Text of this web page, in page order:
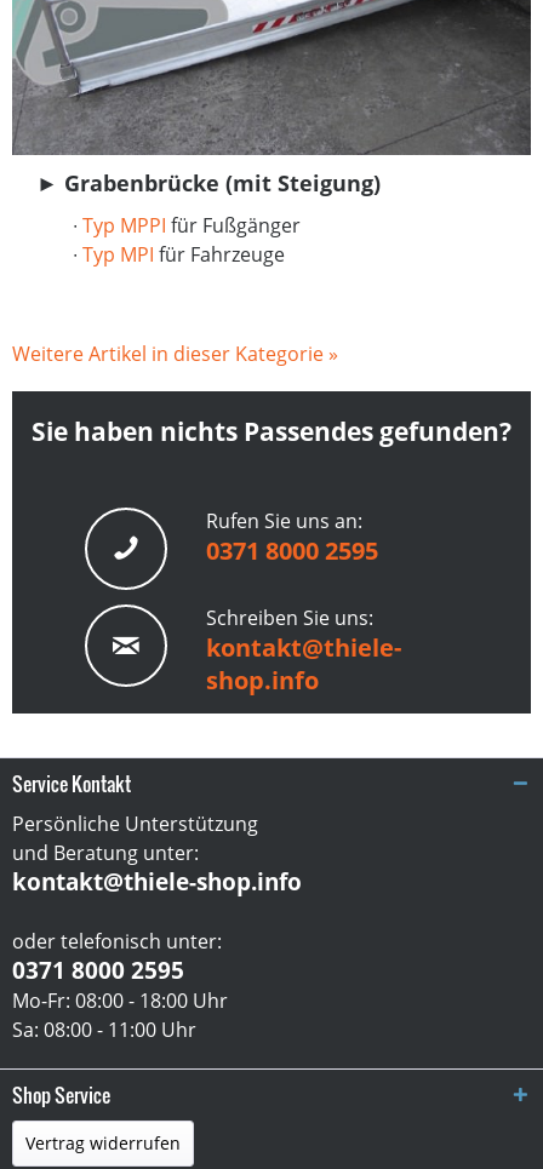
► Grabenbrücke (mit Steigung)
∙ Typ MPPI für Fußgänger
∙ Typ MPI für Fahrzeuge
Weitere Artikel in dieser Kategorie »
Sie haben nichts Passendes gefunden?
Rufen Sie uns an:
0371 8000 2595
Schreiben Sie uns:
kontakt@thiele-
shop.info
Service Kontakt
Persönliche Unterstützung
und Beratung unter:
kontakt@thiele-shop.info
oder telefonisch unter:
0371 8000 2595
Mo-Fr: 08:00 - 18:00 Uhr
Sa: 08:00 - 11:00 Uhr
Shop Service
Vertrag widerrufen